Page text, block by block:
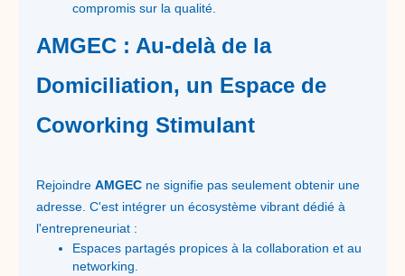
compromis sur la qualité.
AMGEC : Au-delà de la
Domiciliation, un Espace de
Coworking Stimulant
Rejoindre AMGEC ne signifie pas seulement obtenir une
adresse. C'est intégrer un écosystème vibrant dédié à
l'entrepreneuriat :
Espaces partagés propices à la collaboration et au
networking.